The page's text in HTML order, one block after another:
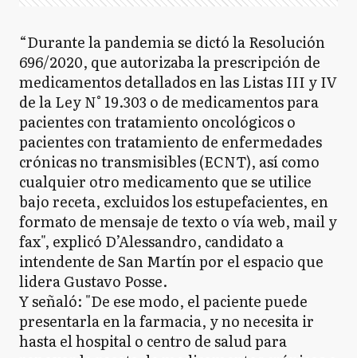
“Durante la pandemia se dictó la Resolución
696/2020, que autorizaba la prescripción de
medicamentos detallados en las Listas III y IV
de la Ley N° 19.303 o de medicamentos para
pacientes con tratamiento oncológicos o
pacientes con tratamiento de enfermedades
crónicas no transmisibles (ECNT), así como
cualquier otro medicamento que se utilice
bajo receta, excluidos los estupefacientes, en
formato de mensaje de texto o vía web, mail y
fax", explicó D’Alessandro, candidato a
intendente de San Martín por el espacio que
lidera Gustavo Posse.
Y señaló: "De ese modo, el paciente puede
presentarla en la farmacia, y no necesita ir
hasta el hospital o centro de salud para